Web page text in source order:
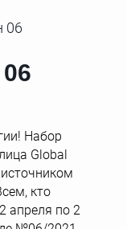
Набор
Global
кто
апреля по 2